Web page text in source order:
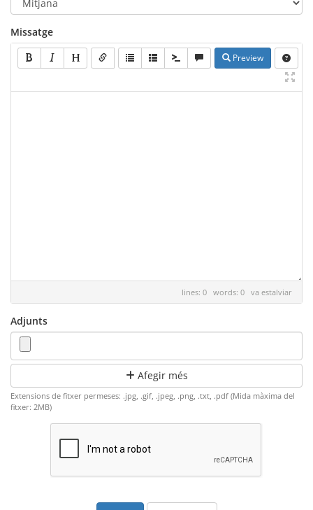
Missatge
Preview
lines: 0 words: 0 va estalviar
Adjunts
Afegir més
Extensions de fitxer permeses: .jpg, .gif, .jpeg, .png, .txt, .pdf (Mida màxima del
fitxer: 2MB)